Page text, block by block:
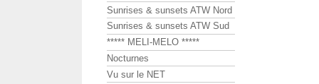
Sunrises & sunsets ATW Nord
Sunrises & sunsets ATW Sud
***** MELI-MELO *****
Nocturnes
Vu sur le NET